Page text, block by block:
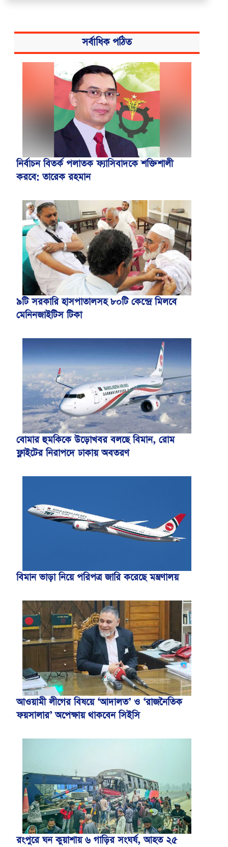
সর্বাধিক পঠিত
নির্বাচন বিতর্ক পলাতক ফ্যাসিবাদকে শক্তিশালী
করবে: তারেক রহমান
৯টি সরকারি হাসপাতালসহ ৮০টি কেন্দ্রে মিলবে
মেনিনজাইটিস টিকা
বোমার হুমকিকে উড়োখবর বলছে বিমান, রোম
ফ্লাইটের নিরাপদে ঢাকায় অবতরণ
বিমান ভাড়া নিয়ে পরিপত্র জারি করেছে মন্ত্রণালয়
আওয়ামী লীগের বিষয়ে ‘আদালত’ ও ‘রাজনৈতিক
ফয়সালার’ অপেক্ষায় থাকবেন সিইসি
রংপুরে ঘন কুয়াশায় ৬ গাড়ির সংঘর্ষ, আহত ২৫